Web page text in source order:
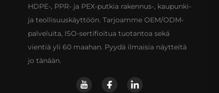
HDPE-, PPR- ja PEX-putkia rakennus-, kaupunki-
ja teollisuuskäyttöön. Tarjoamme OEM/ODM-
palveluita, ISO-sertifioitua tuotantoa sekä
vientiä yli 60 maahan. Pyydä ilmaisia näytteitä
jo tänään.